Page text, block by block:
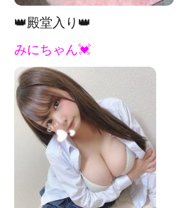
👑殿堂入り👑
みにちゃん💓